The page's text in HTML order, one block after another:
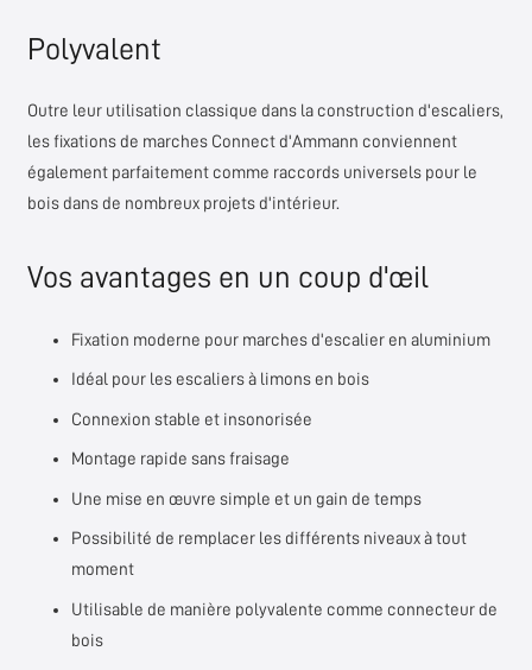
Polyvalent
Outre leur utilisation classique dans la construction d'escaliers,
les fixations de marches Connect d'Ammann conviennent
également parfaitement comme raccords universels pour le
bois dans de nombreux projets d'intérieur.
Vos avantages en un coup d'œil
Fixation moderne pour marches d'escalier en aluminium
Idéal pour les escaliers à limons en bois
Connexion stable et insonorisée
Montage rapide sans fraisage
Une mise en œuvre simple et un gain de temps
Possibilité de remplacer les différents niveaux à tout
moment
Utilisable de manière polyvalente comme connecteur de
bois